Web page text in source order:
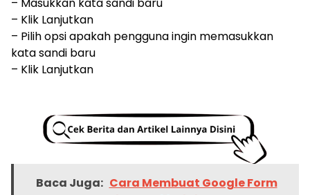
– Klik Lanjutkan
– Pilih opsi apakah pengguna ingin memasukkan
kata sandi baru
– Klik Lanjutkan
Baca Juga: Cara Membuat Google Form